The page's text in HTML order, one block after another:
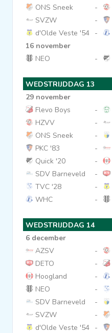
ONS Sneek
-
SVZW
-
d'Olde Veste '54 -
16 november
NEO
-
WEDSTRIJDDAG 13
29 november
Flevo Boys
-
HZVV
-
ONS Sneek
-
PKC '83
-
Quick '20
-
SDV Barneveld
-
TVC '28
-
WHC
-
WEDSTRIJDDAG 14
6 december
AZSV
-
DETO
-
Hoogland
-
NEO
-
SDV Barneveld
-
SVZW
-
d'Olde Veste '54 -